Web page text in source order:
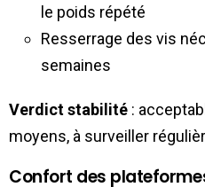
le poids répété
Resserrage des vis
semaines
Verdict stabilité :
moyens, à surveiller
Confort des